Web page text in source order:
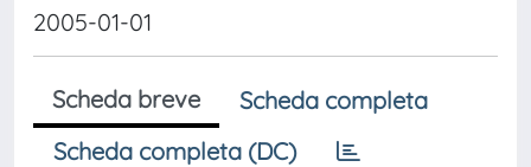
2005-01-01
Scheda breve
Scheda completa
Scheda completa (DC)